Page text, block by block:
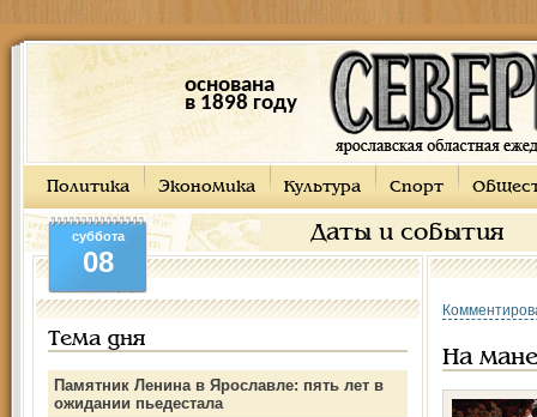
основана
в 1898 году
Политика Экономика Культура Спорт
Даты и события
суббота
08
Тема дня
Памятник Ленина в Ярославле: пять лет в
ожидании пьедестала
На